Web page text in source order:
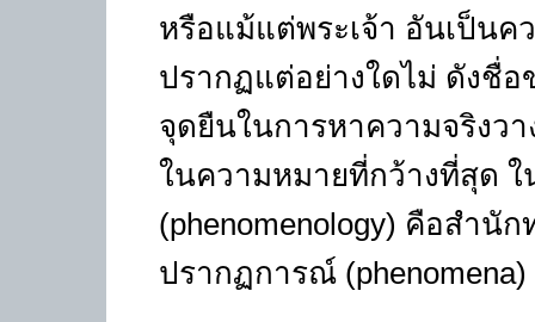
หรือแม้แต่พระเจ้า อันเป็นค
ปรากฏแต่อย่างใดไม่ ดังชื่
จุดยืนในการหาความจริงว
ในความหมายที่กว้างที่สุด
(phenomenology) คือสำนัก
ปรากฏการณ์ (phenomena)